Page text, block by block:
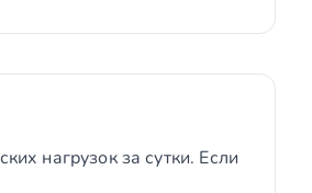
нагрузок за сутки. Если